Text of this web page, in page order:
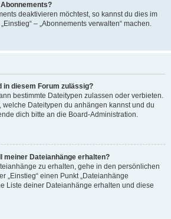
deaktivieren möchtest, so kannst du dies im
– „Abonnements verwalten“ machen.
in diesem Forum zulässig?
bestimmte Dateitypen zulassen oder verbieten.
welche Dateitypen du anhängen kannst und du
dich bitte an die Board-Administration.
meiner Dateianhänge erhalten?
zu erhalten, gehe in den persönlichen
„Einstieg“ einen Punkt „Dateianhänge
Liste deiner Dateianhänge erhalten und diese